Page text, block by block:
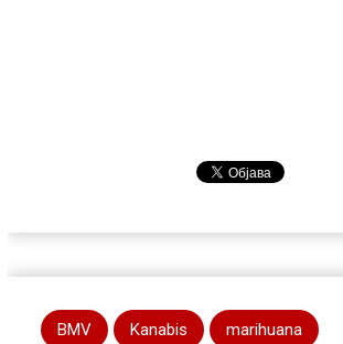
BMV Kanabis marihuana